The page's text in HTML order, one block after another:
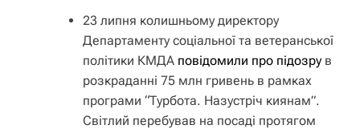
23 липня колишньому директору
Департаменту соціальної та ветеранської
політики КМДА повідомили про підозрув
розкраданні 75 млн гривень в рамках
програми “Турбота. Назустріч киянам”.
Світлий перебував на посаді протягом